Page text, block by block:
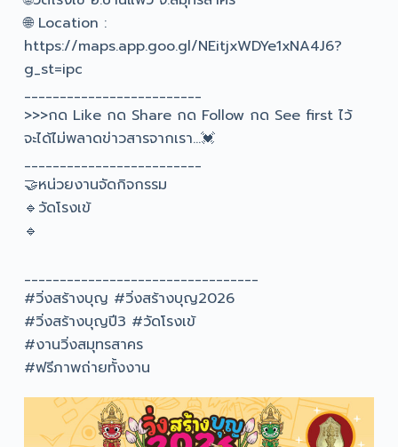
🌐 Location :
https://maps.app.goo.gl/NEitjxWDYe1xNA4J6?
g_st=ipc
_________________________
>>>กด Like กด Share กด Follow กด See first ไว้
จะได้ไม่พลาดข่าวสารจากเรา…💓
_________________________
🤝หน่วยงานจัดกิจกรรม
🔹วัดโรงเข้
🔹
_________________________________
#วิ่งสร้างบุญ #วิ่งสร้างบุญ2026
#วิ่งสร้างบุญปี3 #วัดโรงเข้
#งานวิ่งสมุทรสาคร
#ฟรีภาพถ่ายทั้งงาน